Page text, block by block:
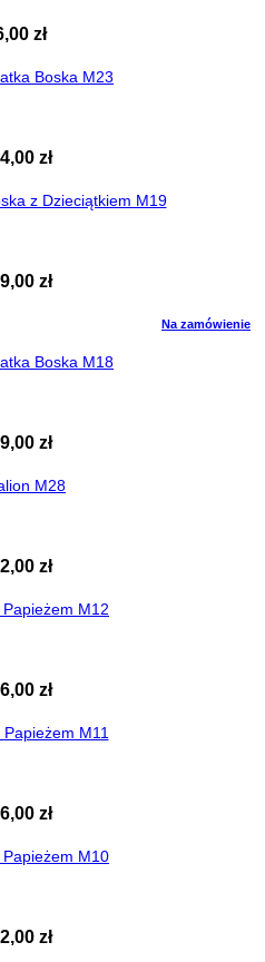
zł
Boska M23
zł
z Dzieciątkiem M19
zł
Na zamówienie
Boska M18
zł
M28
zł
M12
zł
M11
zł
M10
zł